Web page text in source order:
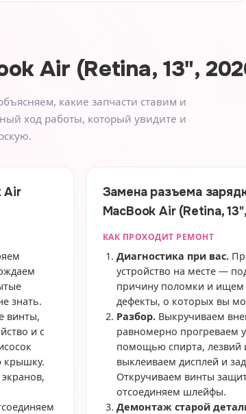
Air (Retina, 13",
какие запчасти ставим и
ход работы, который увидите и
Air
знать.
винты,
и с
крышку.
Замена разъема
MacBook Air (Retina,
КАК ПРОХОДИТ РЕМОНТ
Диагностика при вас.
устройство на месте —
причину поломки и ищем
дефекты, о которых вы
Разбор.Выкручиваем
равномерно прогреваем
помощью спирта, лезвий
выклеиваем дисплей и
Откручиваем винты
отсоединяем шлейфы.
Демонтаж старой